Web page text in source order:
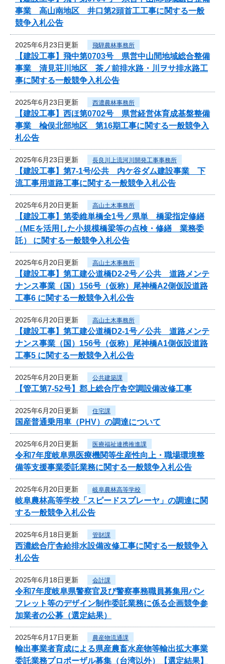
事業 高山南地区 井口第2頭首工工事に関する一般
競争入札公告
2025年6月23日更新 飛騨農林事務所
【建設工事】飛中第0703号 県営中山間地域総合整備
事業 清見荘川地区 茶ノ前排水路・川ヲサ排水路工
事に関する一般競争入札公告
2025年6月23日更新 西濃農林事務所
【建設工事】西ほ第0702号 県営経営体育成基盤整備
事業 楡俣北部地区 第16期工事に関する一般競争入
札公告
2025年6月23日更新 長良川上流河川開発工事事務所
【建設工事】第7-1号/公共 内ケ谷ダム建設事業 下
流工事用道路工事に関する一般競争入札公告
2025年6月20日更新 高山土木事務所
【建設工事】第委維単橋全1号／県単 橋梁指定修繕
（MEを活用した小規模橋梁等の点検・修繕 業務委
託） に関する一般競争入札公告
2025年6月20日更新 高山土木事務所
【建設工事】第工建公道橋D2-2号／公共 道路メンテ
ナンス事業（国）156号（仮称）尾神橋A2側仮設道路
工事6 に関する一般競争入札公告
2025年6月20日更新 高山土木事務所
【建設工事】第工建公道橋D2-1号／公共 道路メンテ
ナンス事業（国）156号（仮称）尾神橋A1側仮設道路
工事5 に関する一般競争入札公告
2025年6月20日更新 公共建築課
【管工第7-52号】郡上総合庁舎空調設備改修工事
2025年6月20日更新 住宅課
国産普通乗用車（PHV）の調達について
2025年6月20日更新 医療福祉連携推進課
令和7年度岐阜県医療機関等生産性向上・職場環境整
備等支援事業委託業務に関する一般競争入札公告
2025年6月20日更新 岐阜農林高等学校
岐阜農林高等学校「スピードスプレーヤ」の調達に関
する一般競争入札公告
2025年6月18日更新 管財課
西濃総合庁舎給排水設備改修工事に関する一般競争入
札公告
2025年6月18日更新 会計課
令和7年度岐阜県警察官及び警察事務職員募集用パン
フレット等のデザイン制作委託業務に係る企画競争参
加業者の公募（選定結果）
2025年6月17日更新 農産物流通課
輸出事業者育成による県産農畜水産物等輸出拡大事業
委託業務プロポーザル募集（台湾以外）【選定結果】